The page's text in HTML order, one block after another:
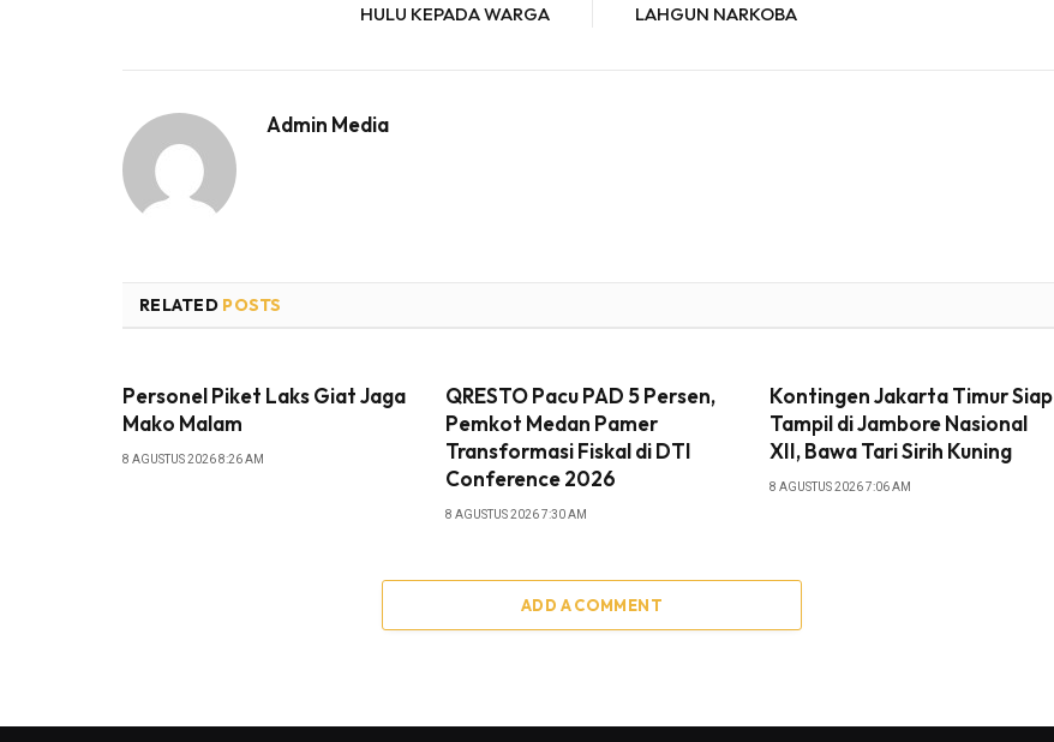
HULU KEPADA WARGA
LAHGUN NARKOBA
Admin Media
RELATED POSTS
Personel Piket Laks Giat Jaga
Mako Malam
8 AGUSTUS 2026 8:26 AM
QRESTO Pacu PAD 5 Persen,
Pemkot Medan Pamer
Transformasi Fiskal di DTI
Conference 2026
8 AGUSTUS 2026 7:30 AM
Kontingen Jakarta Timur Siap
Tampil di Jambore Nasional
XII, Bawa Tari Sirih Kuning
8 AGUSTUS 2026 7:06 AM
ADD A COMMENT